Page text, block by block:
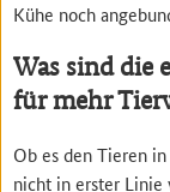
Kühe noch
Was sind die
für mehr
Ob es den Tieren
nicht in erster Linie